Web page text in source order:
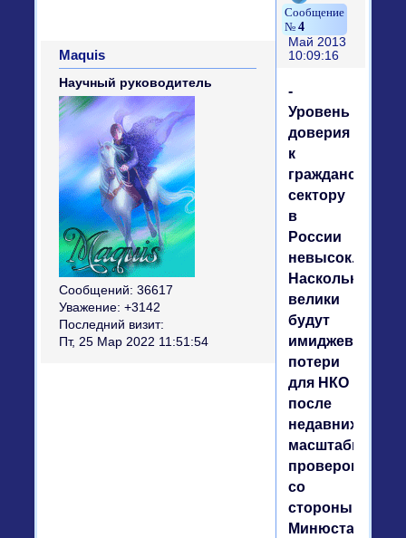
4
Май 2013
10:09:16
Maquis
Научный руководитель
Сообщений: 36617
Уважение: +3142
Последний визит:
Пт, 25 Мар 2022 11:51:54
-
Уровень
доверия
к
гражданскому
сектору
в
России
невысок.
Насколько
велики
будут
имиджевые
потери
для НКО
после
недавних
масштабных
проверок
со
стороны
Минюста